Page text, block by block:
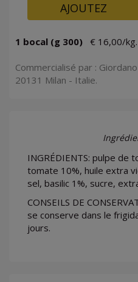
AJOUTEZ
1 bocal (g 300) € 16,00/kg.
Commercialisé par :
20131 Milan - Italie.
INGRÉDIENTS: pulpe de
tomate 10%, huile extra
sel, basilic 1%, sucre,
CONSEILS DE
se conserve dans le
jours.